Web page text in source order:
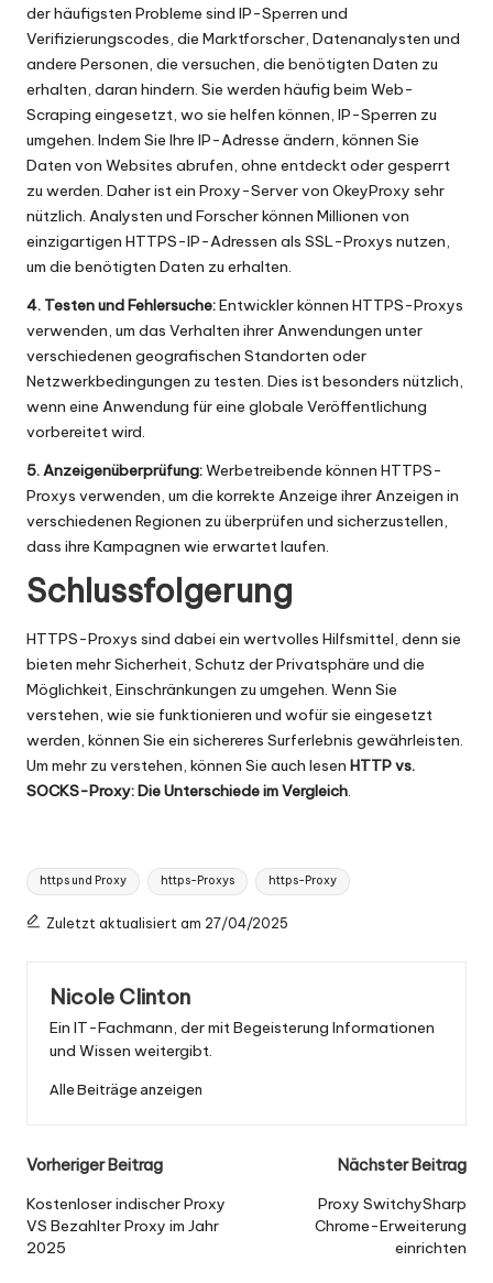
der häufigsten Probleme sind IP-Sperren und
Verifizierungscodes, die Marktforscher, Datenanalysten und
andere Personen, die versuchen, die benötigten Daten zu
erhalten, daran hindern. Sie werden häufig beim Web-
Scraping eingesetzt, wo sie helfen können, IP-Sperren zu
umgehen. Indem Sie Ihre IP-Adresse ändern, können Sie
Daten von Websites abrufen, ohne entdeckt oder gesperrt
zu werden. Daher ist ein Proxy-Server von OkeyProxy sehr
nützlich. Analysten und Forscher können Millionen von
einzigartigen HTTPS-IP-Adressen als SSL-Proxys nutzen,
um die benötigten Daten zu erhalten.
4. Testen und Fehlersuche:Entwickler können HTTPS-Proxys
verwenden, um das Verhalten ihrer Anwendungen unter
verschiedenen geografischen Standorten oder
Netzwerkbedingungen zu testen. Dies ist besonders nützlich,
wenn eine Anwendung für eine globale Veröffentlichung
vorbereitet wird.
5. Anzeigenüberprüfung:Werbetreibende können HTTPS-
Proxys verwenden, um die korrekte Anzeige ihrer Anzeigen in
verschiedenen Regionen zu überprüfen und sicherzustellen,
dass ihre Kampagnen wie erwartet laufen.
Schlussfolgerung
HTTPS-Proxys sind dabei ein wertvolles Hilfsmittel, denn sie
bieten mehr Sicherheit, Schutz der Privatsphäre und die
Möglichkeit, Einschränkungen zu umgehen. Wenn Sie
verstehen, wie sie funktionieren und wofür sie eingesetzt
werden, können Sie ein sichereres Surferlebnis gewährleisten.
Um mehr zu verstehen, können Sie auch lesen HTTP vs.
SOCKS-Proxy: Die Unterschiede im Vergleich
Tags:
https und Proxy https-Proxys https-Proxy
Zuletzt aktualisiert am 27/04/2025
Nicole Clinton
Ein IT-Fachmann, der mit Begeisterung Informationen
und Wissen weitergibt.
Alle Beiträge anzeigen
Nach
der
Navigation
Vorheriger Beitrag
Kostenloser indischer Proxy
VS Bezahlter Proxy im Jahr
2025
Nächster Beitrag
Proxy SwitchySharp
Chrome-Erweiterung
einrichten